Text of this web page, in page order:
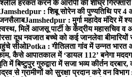
हरकत करने के आरोपी की शीघ्र
Jamshedpur : शिबू सोरेन की पुण्यतिथि पर 4
जनसैलाबJamshedpur : मुर्गा महादेव मंदिर में
मिलें आजसू पार्टी के केंद्रीय महासचिव व
दूध नवजात बच्चे को कई जानलेवा बीमारियों
सीओPotka : गीतिलता गांव में उन्नत भारत
कैसे आपातकाल में ‘डायल 112’ बनेगा
में बिष्टुपुर गुरुद्वारा में सजा भव्य कीर्तन
से ग्रामीणों को सुरक्षा प्रदान करे वन विभाग